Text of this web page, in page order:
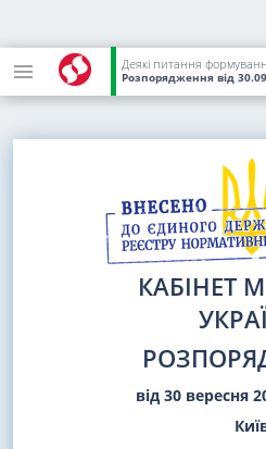
Розпорядження від
КАБІНЕТ
від 30 вересня